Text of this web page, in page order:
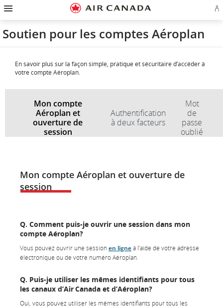
Passez
page
d'accueil
Passer
navigation
principale
Passer
contenu
Passez
champ
de
recherche
Passer
liens
en
bas
page
Passer
plan
du
site
Passer
Pour
nous
joindre
un
Soutien pour les comptes Aéroplan
En savoir plus sur la façon simple, pratique et sécuritaire d’accéder à
votre compte Aéroplan.
Mon compte
Aéroplan et
ouverture de
session
Authentification
à deux facteurs
Mot
de
passe
oublié
et
ouverture
de
et
ouverture
de
Mon compte Aéroplan et ouverture de
session
Q. Comment puis-je ouvrir une session dans mon
compte Aéroplan?
Vous pouvez ouvrir une session en ligneà l’aide de votre adresse
électronique ou de votre numéro Aéroplan.
Q. Puis-je utiliser les mêmes identifiants pour tous
les canaux d’Air Canada et d’Aéroplan?
Oui, vous pouvez utiliser les mêmes identifiants pour tous les